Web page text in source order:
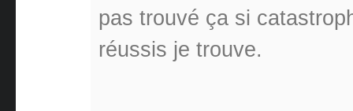
pas trouvé ça si
réussis je trouve.